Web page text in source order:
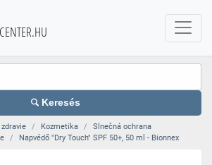
Keresés
Kozmetika
Slnečná ochrana
Napvédő "Dry Touch" SPF 50+, 50 ml - Bionnex